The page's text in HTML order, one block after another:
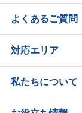
よくあるご質問
対応エリア
私たちについて